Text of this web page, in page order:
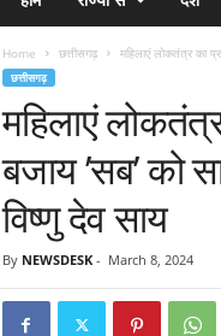
Home छत्तीसगढ़ महिलाएं लोकतंत्र का
छत्तीसगढ़
महिलाएं
बजाय ’सब’
विष्णु देव साय
By NEWSDESK- March 8, 2024